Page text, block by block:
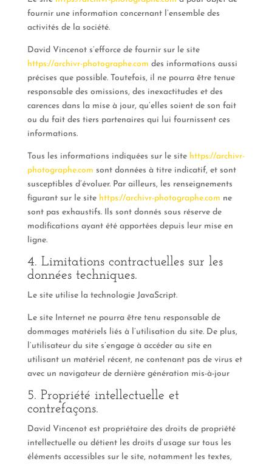
fournir une information concernant l’ensemble des
activités de la société.
David Vincenot s’efforce de fournir sur le site
https://archivr-photographe.com des informations aussi
précises que possible. Toutefois, il ne pourra être tenue
responsable des omissions, des inexactitudes et des
carences dans la mise à jour, qu’elles soient de son fait
ou du fait des tiers partenaires qui lui fournissent ces
informations.
Tous les informations indiquées sur le site https://archivr-
photographe.com sont données à titre indicatif, et sont
susceptibles d’évoluer. Par ailleurs, les renseignements
figurant sur le site https://archivr-photographe.com ne
sont pas exhaustifs. Ils sont donnés sous réserve de
modifications ayant été apportées depuis leur mise en
ligne.
4. Limitations contractuelles sur les
données techniques.
Le site utilise la technologie JavaScript.
Le site Internet ne pourra être tenu responsable de
dommages matériels liés à l’utilisation du site. De plus,
l’utilisateur du site s’engage à accéder au site en
utilisant un matériel récent, ne contenant pas de virus et
avec un navigateur de dernière génération mis-à-jour
5. Propriété intellectuelle et
contrefaçons.
David Vincenot est propriétaire des droits de propriété
intellectuelle ou détient les droits d’usage sur tous les
éléments accessibles sur le site, notamment les textes,